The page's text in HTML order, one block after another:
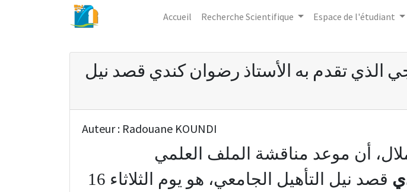
Accueil Recherche Scientifique Espace de l'étudiant
الذي تقدم به الأستاذ رضوان كندي قصد نيل
Auteur : Radouane KOUNDI
ملال، أن موعد مناقشة الملف العلمي
قصد نيل التأهيل الجامعي، هو يوم الثلاثاء 16